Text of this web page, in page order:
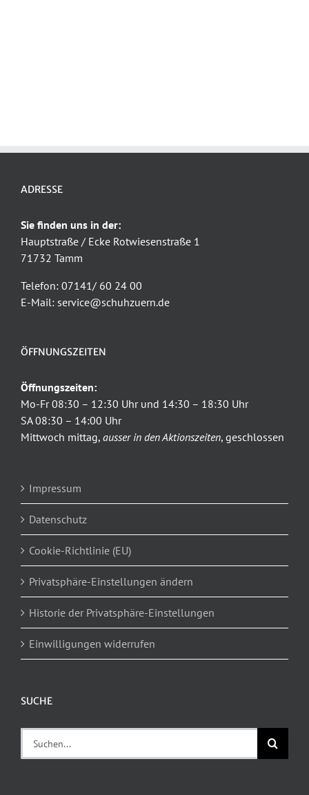
ADRESSE
Sie finden uns in der:
Hauptstraße / Ecke Rotwiesenstraße 1
71732 Tamm
Telefon: 07141/ 60 24 00
E-Mail: service@schuhzuern.de
ÖFFNUNGSZEITEN
Öffnungszeiten:
Mo-Fr 08:30 – 12:30 Uhr und 14:30 – 18:30 Uhr
SA 08:30 – 14:00 Uhr
Mittwoch mittag, ausser in den Aktionszeiten, geschlossen
Impressum
Datenschutz
Cookie-Richtlinie (EU)
Privatsphäre-Einstellungen ändern
Historie der Privatsphäre-Einstellungen
Einwilligungen widerrufen
SUCHE